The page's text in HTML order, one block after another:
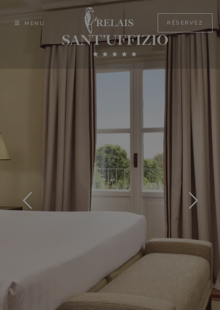
MENU RÉSERVEZ